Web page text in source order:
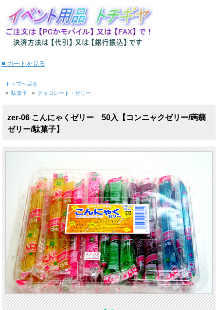
■ カートを見る
トップへ戻る
> 駄菓子 > チョコレート・ゼリー
zer-06 こんにゃくゼリー 50入【コンニャクゼリー/蒟蒻
ゼリー/駄菓子】